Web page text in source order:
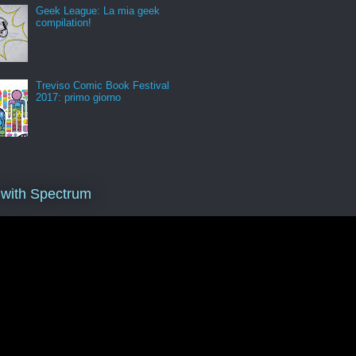
Geek League: La mia geek
compilation!
Treviso Comic Book Festival
2017: primo giorno
Spectrum